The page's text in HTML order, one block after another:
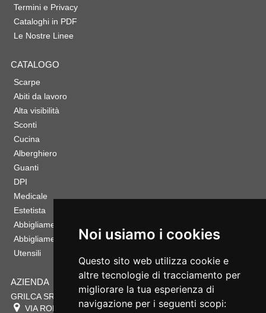
Noi usiamo i cookies
Questo sito web utilizza cookie e
altre tecnologie di tracciamento per
migliorare la tua esperienza di
navigazione per i seguenti scopi:
Termini e Privacy
Cataloghi in PDF
Le Nostre Linee
CATALOGO
Scarpe
Abiti da lavoro
Alta visibilità
Sconti
Cucina
Alberghiero
Guanti
DPI
Medicale
Estetista
Abbigliamento Sportivo
Abbigliamento Bambino
Utensili
AZIENDA
GRILCA SRL
VIA ROMA 180 88054 SERSALE CZ